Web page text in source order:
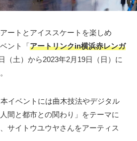
ートとアイススケートを楽しめ
ント「アートリンクin横浜赤レンガ
（土）から2023年2月19日（日）に
イベントには曲木技法やデジタル
間と都市との関わり」をテーマに
サイトウユウヤさんをアーティス